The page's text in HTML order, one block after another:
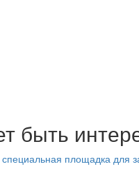
быть
площадка для